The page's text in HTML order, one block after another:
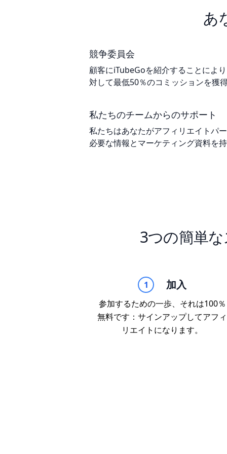
あ
競争委員会
顧客にiTubeGoを紹介することによ
対して最低50％のコミッションを獲
私たちのチームからのサポート
私たちはあなたがアフィリエイトパ
必要な情報とマーケティング資料を
3つの簡単
1 加入
参加するための一歩、それは100％
無料です：サインアップしてアフィ
リエイトになります。